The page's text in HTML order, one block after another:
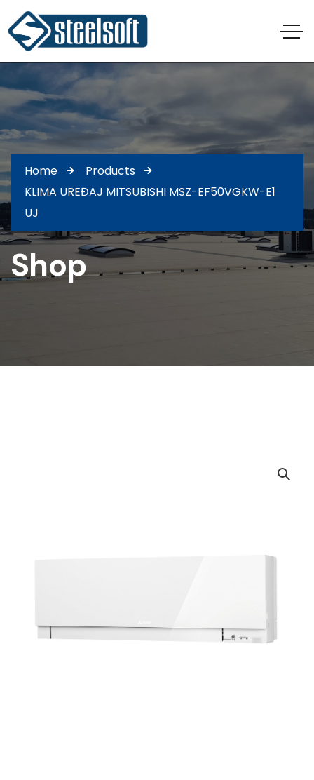
Home
Products
KLIMA UREĐAJ MITSUBISHI MSZ-EF50VGKW-E1
UJ
Shop